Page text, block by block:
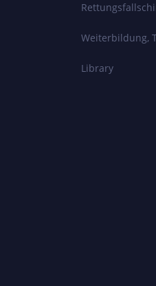
Weiterbildung,
Library